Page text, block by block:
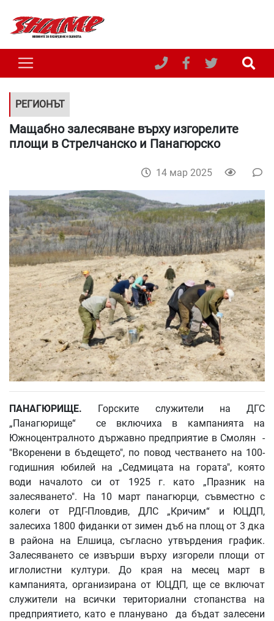
РЕГИОНЪТ
Мащабно залесяване върху изгорелите
площи в Стрелчанско и Панагюрско
14 мар 2025
ПАНАГЮРИЩЕ. Горските служители на ДГС
„Панагюрище“ се включиха в кампанията на
Южноцентралното държавно предприятие в Смолян -
"Вкоренени в бъдещето", по повод честването на 100-
годишния юбилей на „Седмицата на гората", която
води началото си от 1925 г. като „Празник на
залесяването". На 10 март панагюрци, съвместно с
колеги от РДГ-Пловдив, ДЛС „Кричим“ и ЮЦДП,
залесиха 1800 фиданки от зимен дъб на площ от 3 дка
в района на Елшица, съгласно утвърдения график.
Залесяването се извърши върху изгорели площи от
иглолистни култури. До края на месец март в
кампанията, организирана от ЮЦДП, ще се включат
служители на всички териториални стопанства на
предприятието, като е планувано да бъдат залесени